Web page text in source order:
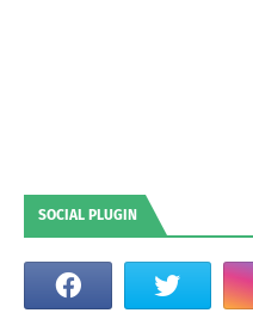
SOCIAL PLUGIN